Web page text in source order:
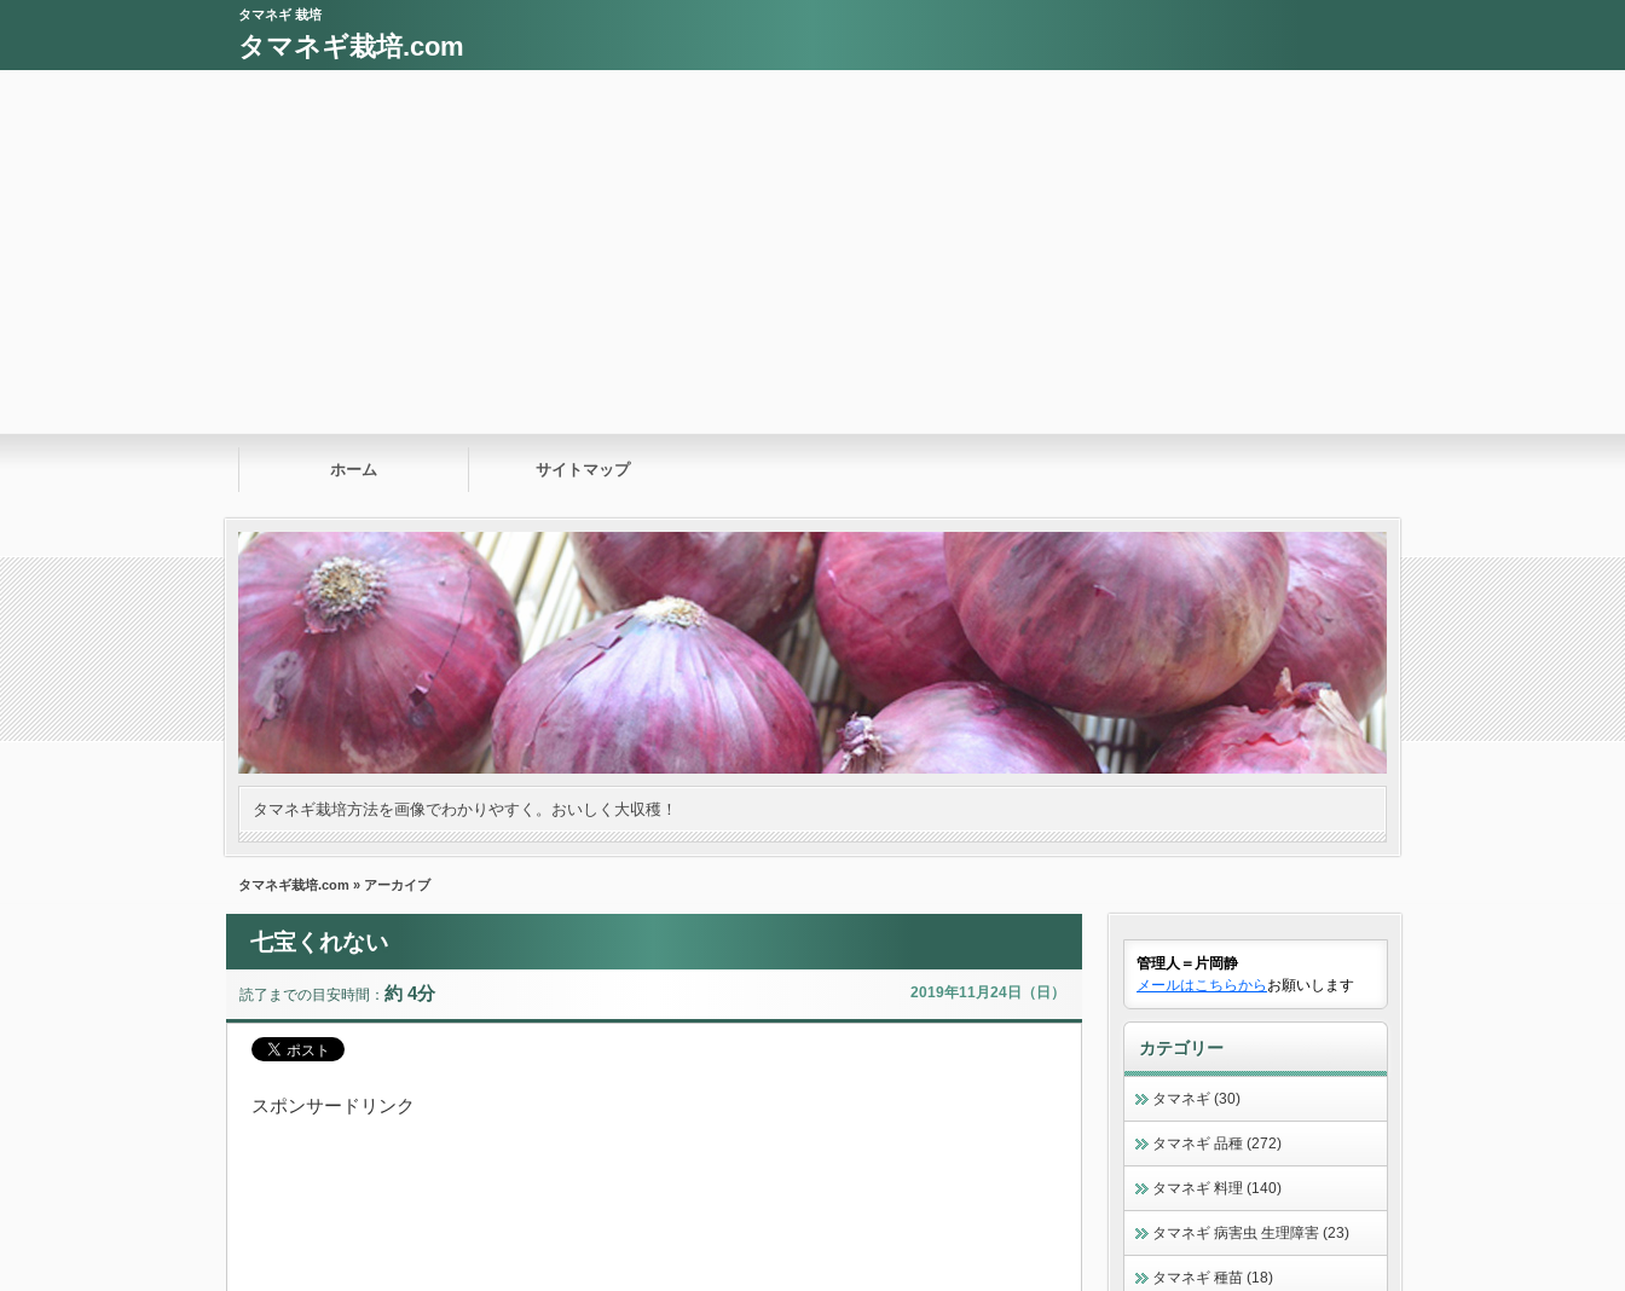
タマネギ 栽培
タマネギ栽培.com
ホーム サイトマップ
タマネギ栽培方法を画像でわかりやすく。おいしく大収穫！
タマネギ栽培.com » アーカイブ
七宝くれない
読了までの目安時間： 約 4分 2019年11月24日（日）
スポンサードリンク
管理人＝片岡静
メールはこちらから お願いします
カテゴリー
タマネギ (30)
タマネギ 品種 (272)
タマネギ 料理 (140)
タマネギ 病害虫 生理障害 (23)
タマネギ 種苗 (18)